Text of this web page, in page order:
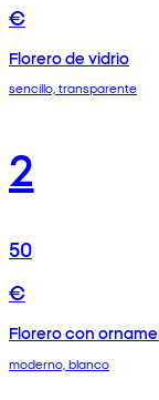
€
Florero de vidrio
sencillo, transparente
2
50
€
Florero con
moderno, blanco